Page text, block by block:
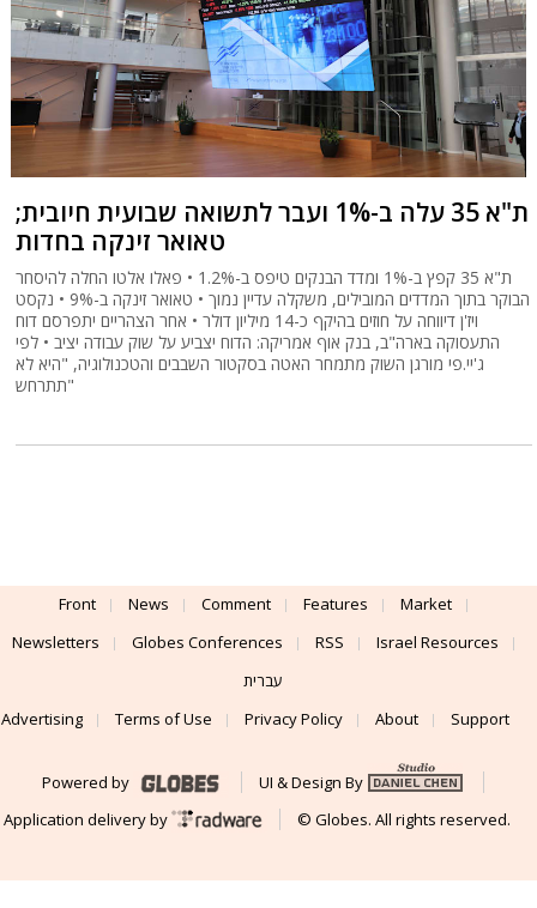
ת"א 35 עלה ב-1% ועבר לתשואה שבועית חיובית;
טאואר זינקה בחדות
ת"א 35 קפץ ב-1% ומדד הבנקים טיפס ב-1.2% • פאלו אלטו החלה להיסחר
הבוקר בתוך המדדים המובילים, משקלה עדיין נמוך • טאואר זינקה ב-9% • נקסט
ויז'ן דיווחה על חוזים בהיקף כ-14 מיליון דולר • אחר הצהריים יתפרסם דוח
התעסוקה בארה"ב, בנק אוף אמריקה: הדוח יצביע על שוק עבודה יציב • לפי
ג'יי.פי מורגן השוק מתמחר האטה בסקטור השבבים והטכנולוגיה, "היא לא
תתרחש"
Front News Comment Features
Market
Newsletters
Globes Conferences RSS
Israel Resources
עברית
Advertising
Terms of Use Privacy Policy About Support
Powered by
UI & Design By
Application delivery by
© Globes. All rights reserved.